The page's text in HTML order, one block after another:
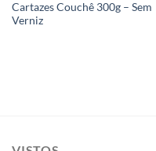
Cartazes Couchê 300g – Sem
Verniz